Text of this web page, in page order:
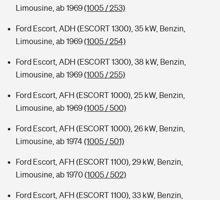
Limousine, ab 1969(1005 / 253)
Ford Escort, ADH (ESCORT 1300), 35 kW, Benzin,
Limousine, ab 1969(1005 / 254)
Ford Escort, ADH (ESCORT 1300), 38 kW, Benzin,
Limousine, ab 1969(1005 / 255)
Ford Escort, AFH (ESCORT 1000), 25 kW, Benzin,
Limousine, ab 1969(1005 / 500)
Ford Escort, AFH (ESCORT 1000), 26 kW, Benzin,
Limousine, ab 1974(1005 / 501)
Ford Escort, AFH (ESCORT 1100), 29 kW, Benzin,
Limousine, ab 1970(1005 / 502)
Ford Escort, AFH (ESCORT 1100), 33 kW, Benzin,